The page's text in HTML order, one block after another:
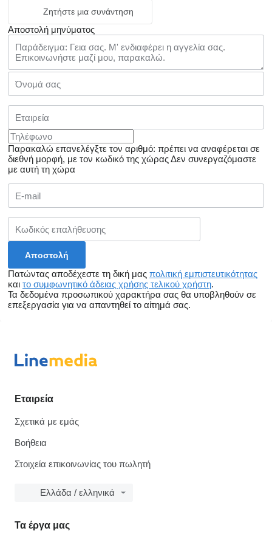
Ζητήστε μια συνάντηση
Αποστολή μηνύματος
Παρακαλώ επανελέγξτε τον αριθμό: πρέπει να αναφέρεται σε
διεθνή μορφή, με τον κωδικό της χώραςΔεν συνεργαζόμαστε
με αυτή τη χώρα
Πατώντας αποδέχεστε τη δική μας πολιτική εμπιστευτικότητας
και το συμφωνητικό άδειας χρήσης τελικού χρήστη.
Τα δεδομένα προσωπικού χαρακτήρα σας θα υποβληθούν σε
επεξεργασία για να απαντηθεί το αίτημά σας.
Εταιρεία
Σχετικά με εμάς
Βοήθεια
Στοιχεία επικοινωνίας του πωλητή
Ελλάδα / ελληνικά
Τα έργα μας